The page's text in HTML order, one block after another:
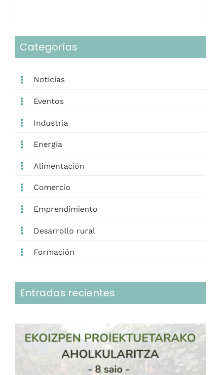
Categorías
Noticias
Eventos
Industria
Energía
Alimentación
Comercio
Emprendimiento
Desarrollo rural
Formación
Entradas recientes